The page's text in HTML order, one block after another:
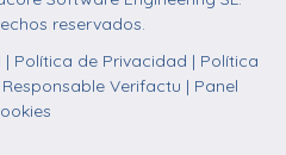
reservados.
| Política de Privacidad | Política
Verifactu | Panel